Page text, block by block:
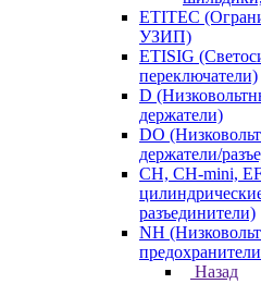
ETITEC
УЗИП)
ETISIG
переключатели)
D
держатели)
DO
держатели/
CH, CH-mini,
разъединители)
NH
Назад